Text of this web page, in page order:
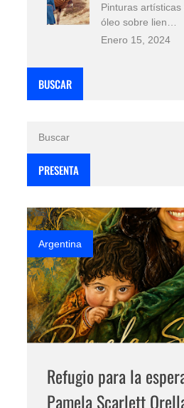
Pinturas
óleo sobre lien…
Enero 15, 2024
BUSCAR
PRESENTA
Argentina
Refugio para la
Pamela Scarlett